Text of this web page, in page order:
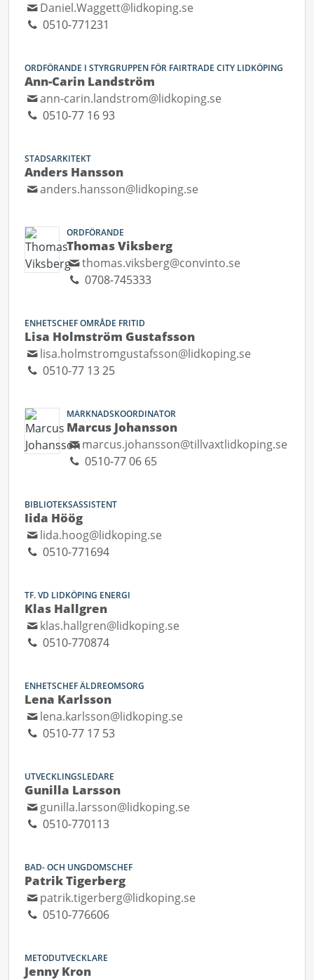
Daniel.Waggett@lidkoping.se
0510-771231
ORDFÖRANDE I STYRGRUPPEN FÖR FAIRTRADE CITY LIDKÖPING
Ann-Carin Landström
ann-carin.landstrom@lidkoping.se
0510-77 16 93
STADSARKITEKT
Anders Hansson
anders.hansson@lidkoping.se
ORDFÖRANDE
Thomas Viksberg
thomas.viksberg@convinto.se
0708-745333
ENHETSCHEF OMRÅDE FRITID
Lisa Holmström Gustafsson
lisa.holmstromgustafsson@lidkoping.se
0510-77 13 25
MARKNADSKOORDINATOR
Marcus Johansson
marcus.johansson@tillvaxtlidkoping.se
0510-77 06 65
BIBLIOTEKSASSISTENT
Iida Höög
lida.hoog@lidkoping.se
0510-771694
TF. VD LIDKÖPING ENERGI
Klas Hallgren
klas.hallgren@lidkoping.se
0510-770874
ENHETSCHEF ÄLDREOMSORG
Lena Karlsson
lena.karlsson@lidkoping.se
0510-77 17 53
UTVECKLINGSLEDARE
Gunilla Larsson
gunilla.larsson@lidkoping.se
0510-770113
BAD- OCH UNGDOMSCHEF
Patrik Tigerberg
patrik.tigerberg@lidkoping.se
0510-776606
METODUTVECKLARE
Jenny Kron